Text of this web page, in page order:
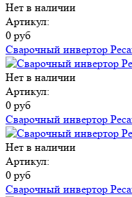
Нет в наличии
Артикул:
0 руб
Сварочный инвертор
Нет в наличии
Артикул:
0 руб
Сварочный инвертор
Нет в наличии
Артикул:
0 руб
Сварочный инвертор